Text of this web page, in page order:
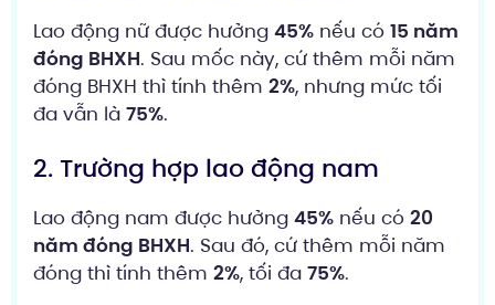
Lao động nữ được hưởng 45% nếu có 15 năm
đóng BHXH. Sau mốc này, cứ thêm mỗi năm
đóng BHXH thì tính thêm 2%, nhưng mức tối
đa vẫn là 75%.
2. Trường hợp lao động nam
Lao động nam được hưởng 45% nếu có 20
năm đóng BHXH. Sau đó, cứ thêm mỗi năm
đóng thì tính thêm 2%, tối đa 75%.